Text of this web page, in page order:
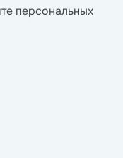
персональных